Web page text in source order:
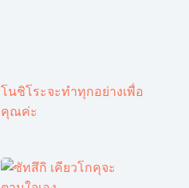
โนชิโระจะทำทุกอย่างเพื่อ
คุณค่ะ